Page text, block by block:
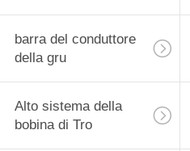
barra del conduttore
della gru
Alto sistema della
bobina di Tro